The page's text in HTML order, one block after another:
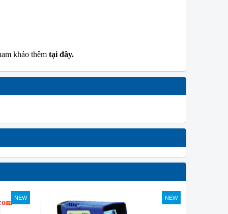
khảo thêm tại đây.
NEW NEW